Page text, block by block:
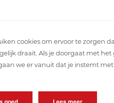
cookies om ervoor te zorgen
draait. Als je doorgaat met
we er vanuit dat je instemt